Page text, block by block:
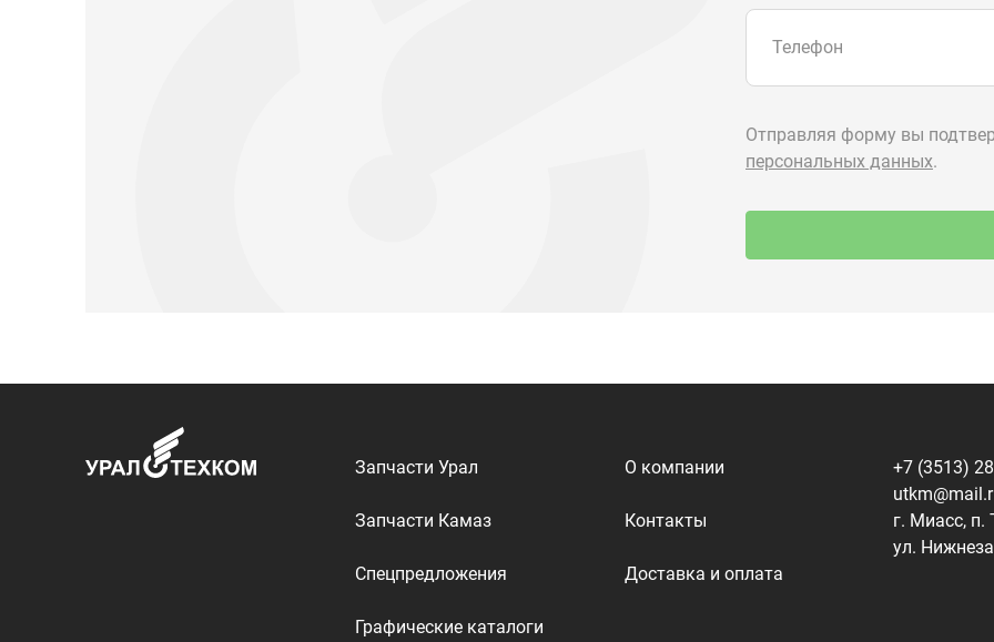
Доставка и оплата
+7 (3513)
г. Миасс, п.
ООО «УралТехКом», 2026 Политика конфиденциальности